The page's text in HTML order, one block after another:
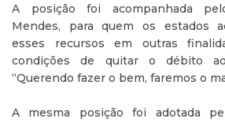
A posição foi acompanhada
Mendes, para quem os estados
esses recursos em outras
condições de quitar o débito
“Querendo fazer o bem, faremos o
A mesma posição foi adotada